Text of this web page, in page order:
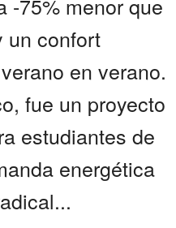
un confort
en verano.
fue un proyecto
estudiantes de
energética